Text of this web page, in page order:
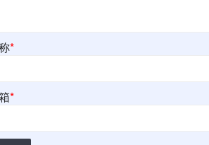
*
*